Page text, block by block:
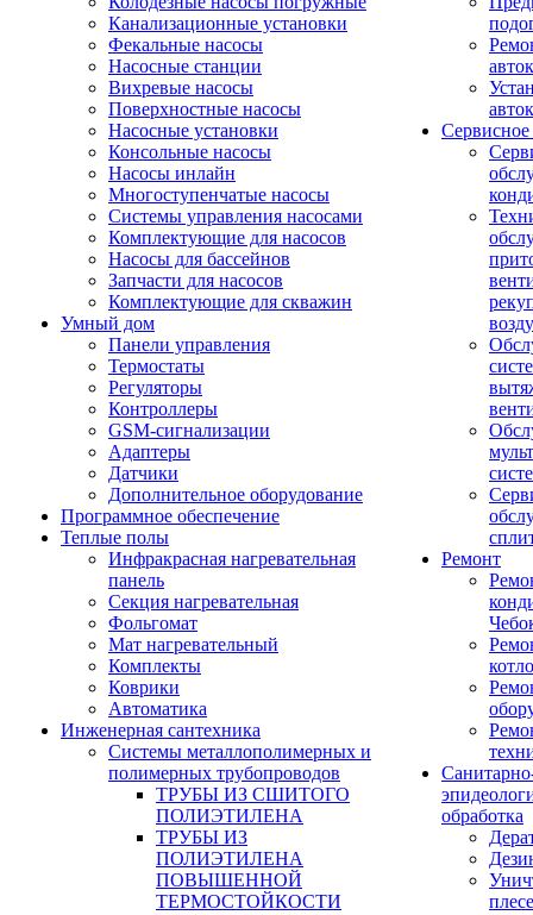
Канализационные установки
Фекальные насосы
Насосные станции
Вихревые насосы
Поверхностные насосы
Насосные установки
Консольные насосы
Насосы инлайн
Многоступенчатые насосы
Системы управления насосами
Комплектующие для насосов
Насосы для бассейнов
Запчасти для насосов
Комплектующие для скважин
Умный дом
Панели управления
Термостаты
Регуляторы
Контроллеры
GSM-сигнализации
Адаптеры
Датчики
Дополнительное оборудование
Программное обеспечение
Теплые полы
Инфракрасная нагревательная
панель
Секция нагревательная
Фольгомат
Мат нагревательный
Комплекты
Коврики
Автоматика
Инженерная сантехника
Системы металлополимерных и
полимерных трубопроводов
ТРУБЫ ИЗ СШИТОГО
ПОЛИЭТИЛЕНА
ТРУБЫ ИЗ
ПОЛИЭТИЛЕНА
ПОВЫШЕННОЙ
ТЕРМОСТОЙКОСТИ
Ремонт
обработка